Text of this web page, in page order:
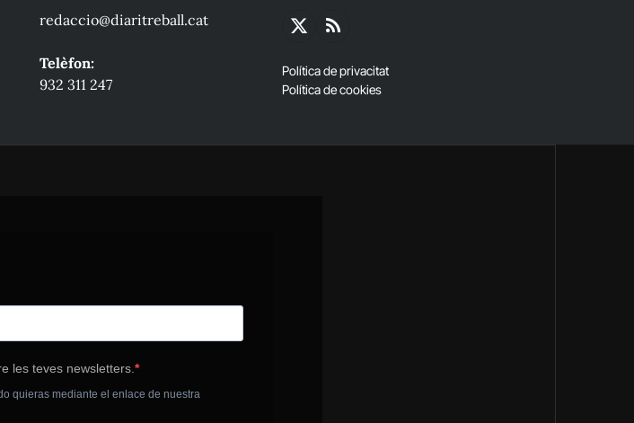
redaccio@diaritreball.cat
Telèfon:
932 311 247
X
RSS
Política de privacitat
Política de cookies